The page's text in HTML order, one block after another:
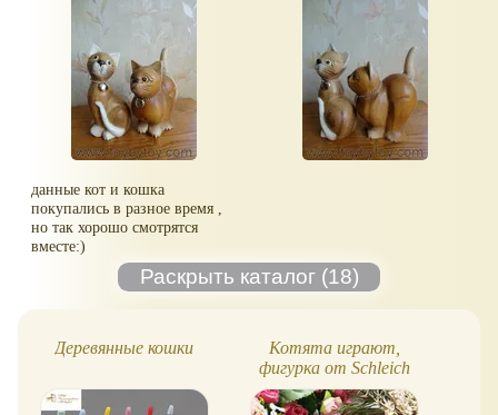
данные кот и кошка
покупались в разное время ,
но так хорошо смотрятся
вместе:)
Деревянные кошки
Котята играют,
фигурка от Schleich